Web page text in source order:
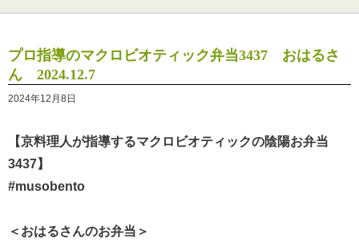
プロ指導のマクロビオティック弁当3437 おはるさ
ん 2024.12.7
2024年12月8日
【京料理人が指導するマクロビオティックの陰陽お弁当
3437】
#musobento
＜おはるさんのお弁当＞